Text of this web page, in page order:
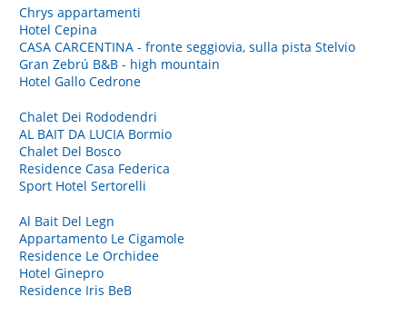
Chrys appartamenti
Hotel Cepina
CASA CARCENTINA - fronte seggiovia, sulla pista Stelvio
Gran Zebrú B&B - high mountain
Hotel Gallo Cedrone
Chalet Dei Rododendri
AL BAIT DA LUCIA Bormio
Chalet Del Bosco
Residence Casa Federica
Sport Hotel Sertorelli
Al Bait Del Legn
Appartamento Le Cigamole
Residence Le Orchidee
Hotel Ginepro
Residence Iris BeB